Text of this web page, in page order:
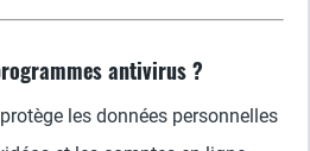
antivirus ?
protège les données personnelles